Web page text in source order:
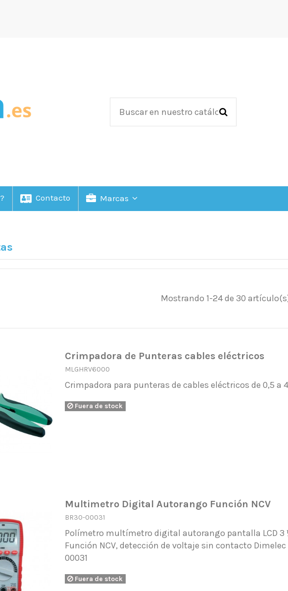
Contacto Marcas
Mostrando 1-24 de 30
Crimpadora de Punteras cables eléctricos
MLGHRV6000
Crimpadora para punteras de cables eléctricos de 0,5 a
Fuera de stock
Multimetro Digital Autorango Función NCV
BR30-00031
Polímetro multímetro digital autorango pantalla LCD 3
Función NCV, detección de voltaje sin contacto Dimelec
00031
Fuera de stock